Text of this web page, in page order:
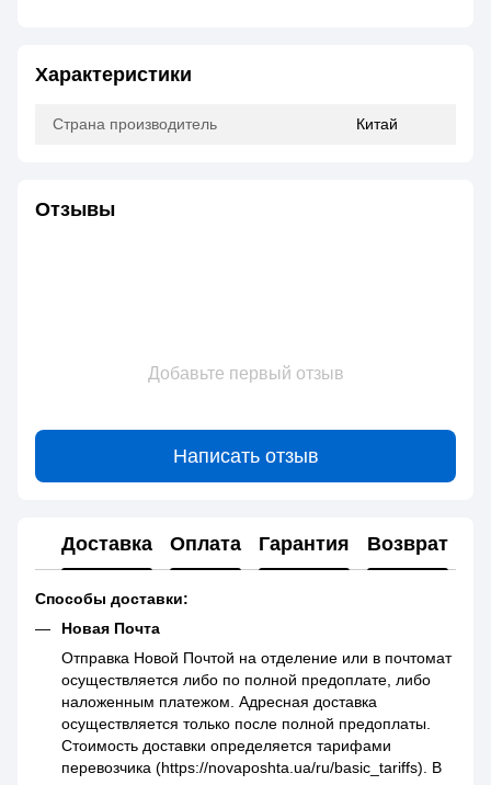
Характеристики
Страна производитель Китай
Отзывы
Добавьте первый отзыв
Написать отзыв
Доставка Оплата Гарантия Возврат
Способы доставки:
Новая Почта
Отправка Новой Почтой на отделение или в почтомат
осуществляется либо по полной предоплате, либо
наложенным платежом. Адресная доставка
осуществляется только после полной предоплаты.
Стоимость доставки определяется тарифами
перевозчика (https://novaposhta.ua/ru/basic_tariffs). В